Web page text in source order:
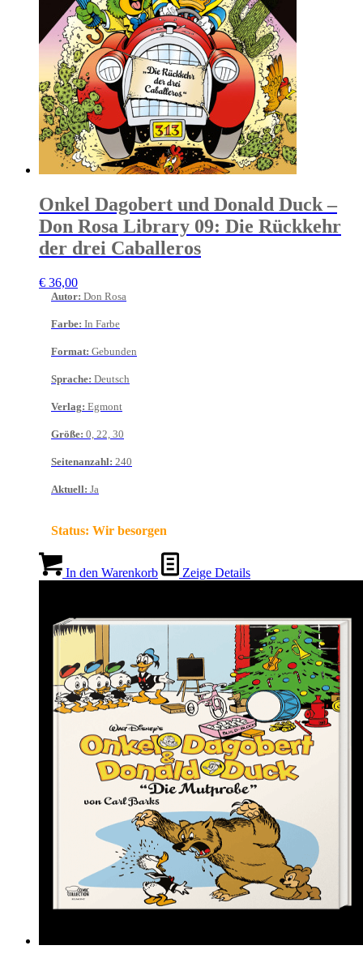
Onkel Dagobert und Donald Duck –
Don Rosa Library 09: Die Rückkehr
der drei Caballeros
€ 36,00
Autor: Don Rosa
Farbe: In Farbe
Format: Gebunden
Sprache: Deutsch
Verlag: Egmont
Größe: 0, 22, 30
Seitenanzahl: 240
Aktuell: Ja
Status: Wir besorgen
In den Warenkorb Zeige Details